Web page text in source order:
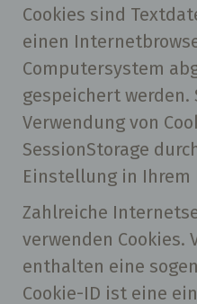
Cookies sind
einen
Computersystem
gespeichert werden.
Verwendung von
SessionStorage
Einstellung in Ihrem
Zahlreiche
verwenden Cookies.
enthalten eine
Cookie-ID ist eine